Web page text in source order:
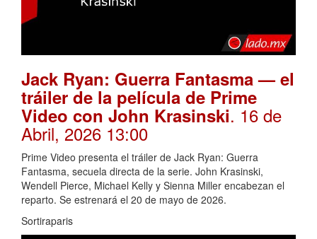
Jack Ryan: Guerra Fantasma — el
tráiler de la película de Prime
Video con John Krasinski. 16 de
Abril, 2026 13:00
Prime Video presenta el tráiler de Jack Ryan: Guerra
Fantasma, secuela directa de la serie. John Krasinski,
Wendell Pierce, Michael Kelly y Sienna Miller encabezan el
reparto. Se estrenará el 20 de mayo de 2026.
Sortiraparis